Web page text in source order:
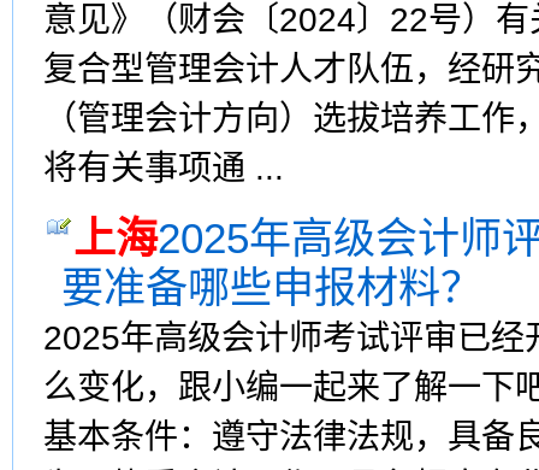
意见》（财会〔2024〕22号）
复合型管理会计人才队伍，经研
（管理会计方向）选拔培养工作
将有关事项通 ...
上海2025年高级会计师
要准备哪些申报材料？
2025年高级会计师考试评审已
么变化，跟小编一起来了解一下
基本条件：遵守法律法规，具备